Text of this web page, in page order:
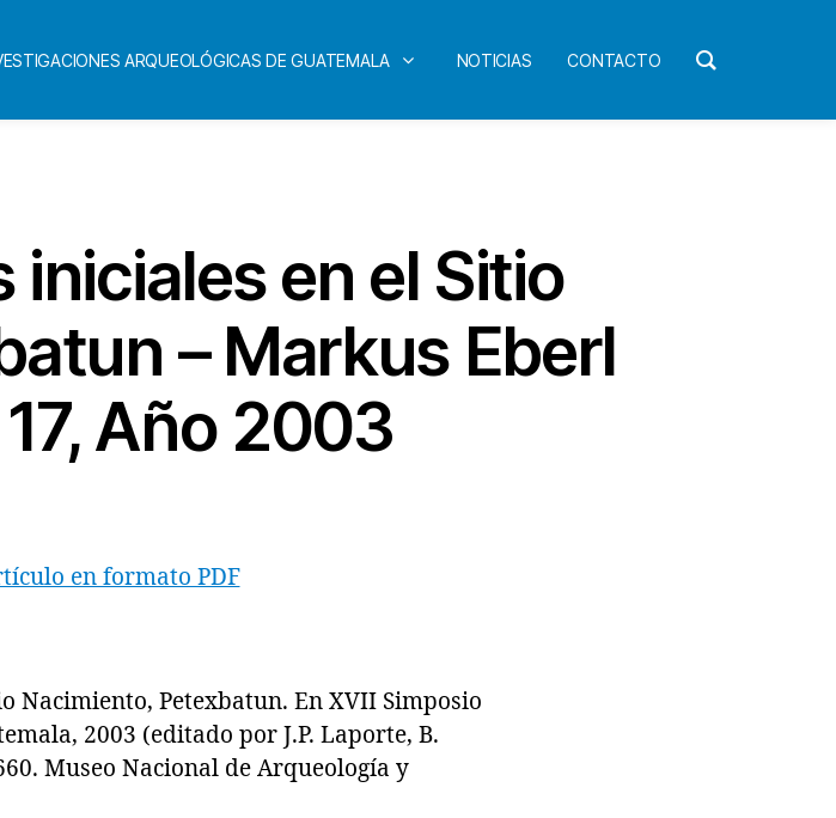
ARQUEOLÓGICAS DE GUATEMALA NOTICIAS CONTACTO
en el Sitio
– Markus Eberl
Año 2003
en formato PDF
Petexbatun. En XVII Simposio
2003 (editado por J.P. Laporte, B.
Museo Nacional de Arqueología y